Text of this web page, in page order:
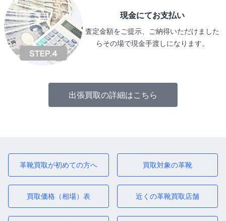
現金にてお支払い
査定金額をご提示、ご納得いただけました
らその場で現金手渡しになります。
出張買取の詳細はこちら
革靴買取が初めての方へ 買取対象の革靴
買取価格（相場）表 近くの革靴買取店舗